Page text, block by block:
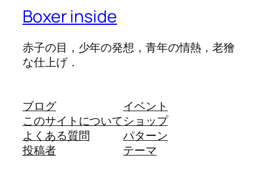
Boxer inside
赤子の目，少年の発想，青年の情熱，老獪
な仕上げ．
ブログ
このサイトについて
よくある質問
投稿者
イベント
ショップ
パターン
テーマ